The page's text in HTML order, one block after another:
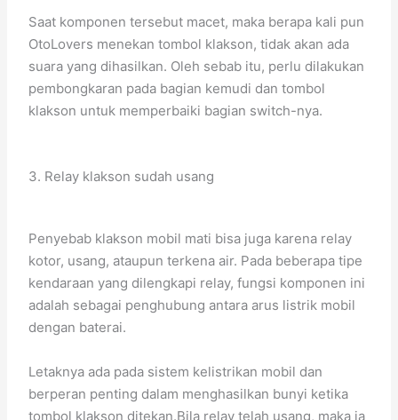
Saat komponen tersebut macet, maka berapa kali pun
OtoLovers menekan tombol klakson, tidak akan ada
suara yang dihasilkan. Oleh sebab itu, perlu dilakukan
pembongkaran pada bagian kemudi dan tombol
klakson untuk memperbaiki bagian switch-nya.
3. Relay klakson sudah usang
Penyebab klakson mobil mati bisa juga karena relay
kotor, usang, ataupun terkena air. Pada beberapa tipe
kendaraan yang dilengkapi relay, fungsi komponen ini
adalah sebagai penghubung antara arus listrik mobil
dengan baterai.
Letaknya ada pada sistem kelistrikan mobil dan
berperan penting dalam menghasilkan bunyi ketika
tombol klakson ditekan.Bila relay telah usang, maka ia